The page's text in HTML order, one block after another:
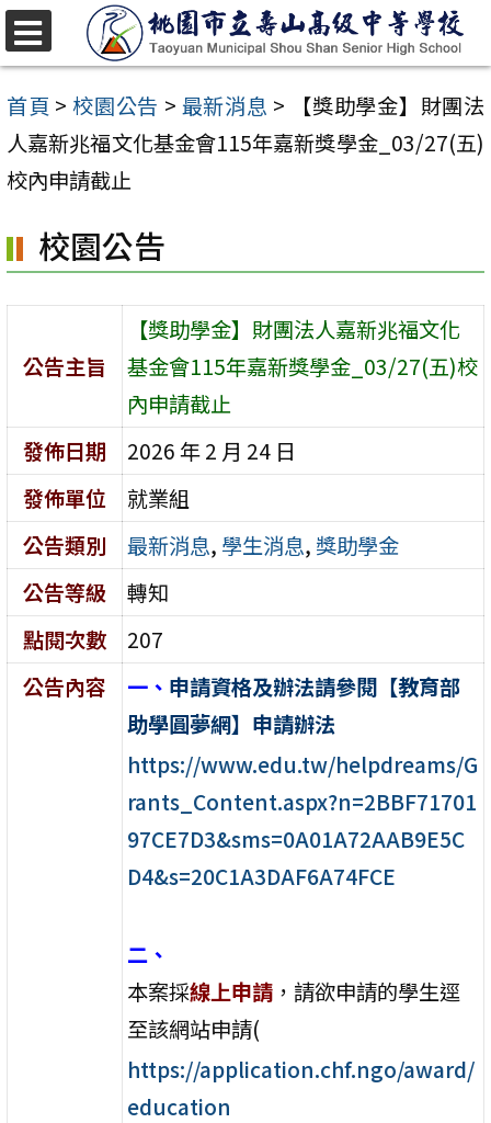
跳
至
主
要
內
區
首頁 > 校園公告 > 最新消息 >
【獎助學金】財團法
人嘉新兆福文化基金會115年嘉新獎學金_03/27(五)
校內申請截止
校園公告
公告主旨
【獎助學金】財團法人嘉新兆福文化
基金會115年嘉新獎學金_03/27(五)校
內申請截止
發佈日期
2026 年 2 月 24 日
發佈單位
就業組
公告類別
最新消息, 學生消息, 獎助學金
公告等級
轉知
點閱次數
207
公告內容
一、 申請資格及辦法請參閱【教育部
助學圓夢網】申請辦法
https://www.edu.tw/helpdreams/G
rants_Content.aspx?n=2BBF71701
97CE7D3&sms=0A01A72AAB9E5C
D4&s=20C1A3DAF6A74FCE
二、
本案採線上申請 ，請欲申請的學生逕
至該網站申請(
https://application.chf.ngo/award/
education
選
單